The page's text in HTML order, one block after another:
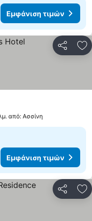
Εμφάνιση τιμών
τιμών
από: Ασσίνη
Εμφάνιση τιμών